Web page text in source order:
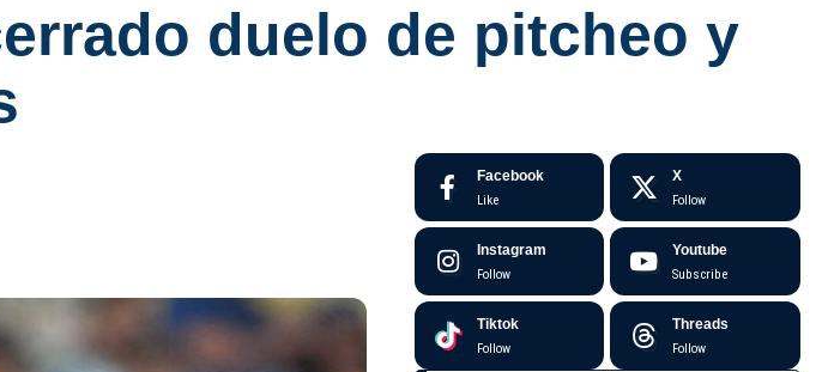
duelo de pitcheo y
Facebook
Like
X
Follow
Instagram
Follow
Youtube
Subscribe
Tiktok
Follow
Threads
Follow